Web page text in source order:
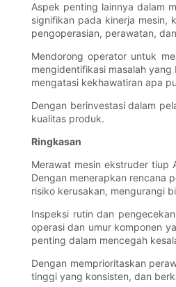
Aspek penting lainnya dalam
signifikan pada kinerja mesin,
pengoperasian, perawatan,
Mendorong operator untuk
mengidentifikasi masalah
mengatasi kekhawatiran apa
Dengan berinvestasi dalam
kualitas produk.
Ringkasan
Merawat mesin ekstruder tiup
Dengan menerapkan rencana
risiko kerusakan, mengurangi
Inspeksi rutin dan
operasi dan umur komponen
penting dalam mencegah
Dengan memprioritaskan
tinggi yang konsisten, dan